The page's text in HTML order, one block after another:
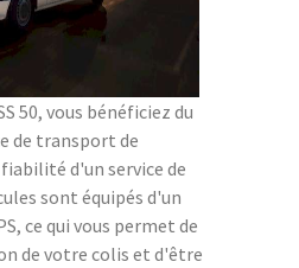
50, vous bénéficiez du
de transport de
d'un service de
sont équipés d'un
ce qui vous permet de
de votre colis et d'être